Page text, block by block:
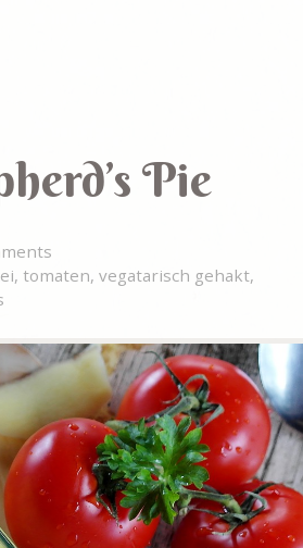
Pie
, tomaten, vegatarisch gehakt,